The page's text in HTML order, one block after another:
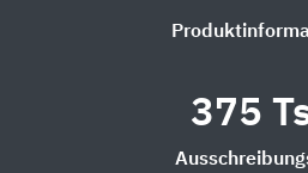
375